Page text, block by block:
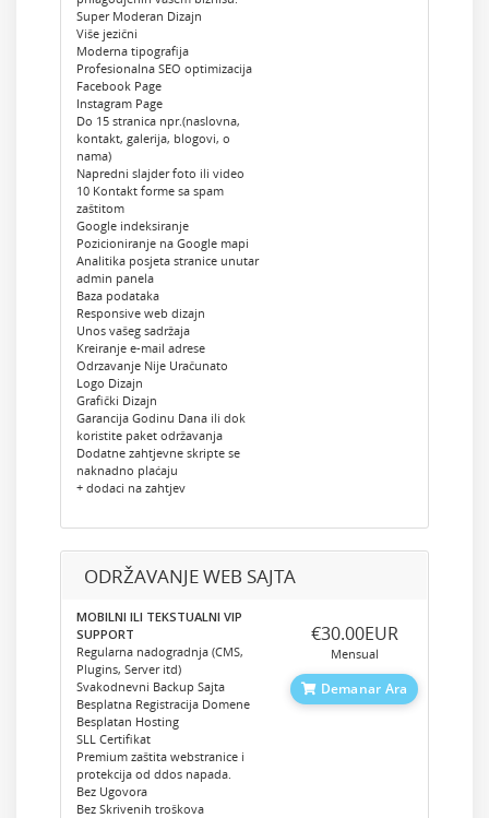
Super Moderan Dizajn
Više jezični
Moderna tipografija
Profesionalna SEO optimizacija
Facebook Page
Instagram Page
Do 15 stranica npr.(naslovna,
kontakt, galerija, blogovi, o
nama)
Napredni slajder foto ili video
10 Kontakt forme sa spam
zaštitom
Google indeksiranje
Pozicioniranje na Google mapi
Analitika posjeta stranice unutar
admin panela
Baza podataka
Responsive web dizajn
Unos vašeg sadržaja
Kreiranje e-mail adrese
Odrzavanje Nije Uračunato
Logo Dizajn
Grafički Dizajn
Garancija Godinu Dana ili dok
koristite paket održavanja
Dodatne zahtjevne skripte se
naknadno plaćaju
+ dodaci na zahtjev
ODRŽAVANJE WEB SAJTA
MOBILNI ILI TEKSTUALNI VIP
SUPPORT
Regularna nadogradnja (CMS,
Plugins, Server itd)
Svakodnevni Backup Sajta
Besplatna Registracija Domene
Besplatan Hosting
SLL Certifikat
Premium zaštita webstranice i
protekcija od ddos napada.
Bez Ugovora
Bez Skrivenih troškova
‎€30.00EUR
Mensual
Demanar Ara